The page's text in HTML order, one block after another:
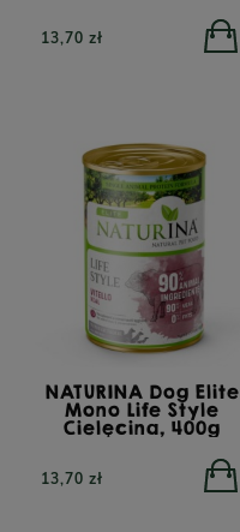
13,70 zł
NATURINA Dog Elite
Mono Life Style
Cielęcina, 400g
13,70 zł